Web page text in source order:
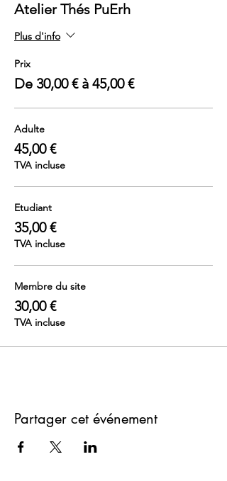
Atelier Thés PuErh
Plus d'info
Prix
De 30,00 € à 45,00 €
Adulte
45,00 €
TVA incluse
Etudiant
35,00 €
TVA incluse
Membre du site
30,00 €
TVA incluse
Partager cet événement